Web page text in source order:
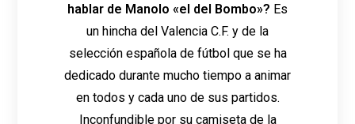
hablar de Manolo «el del Bombo»? Es
un hincha del Valencia C.F. y de la
selección española de fútbol que se ha
dedicado durante mucho tiempo a animar
en todos y cada uno de sus partidos.
Inconfundible por su camiseta de la